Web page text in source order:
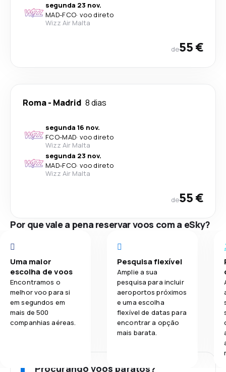
segunda 23 nov.
MAD-FCO· voo direto
Wizz Air Malta
de55 €
Roma- Madrid 8 dias
segunda 16 nov.
FCO-MAD· voo direto
Wizz Air Malta
segunda 23 nov.
MAD-FCO· voo direto
Wizz Air Malta
de55 €
Por que vale a pena reservar voos com a eSky?
Uma maior
escolha de voos
Encontramos o
melhor voo para si
em segundos em
mais de 500
companhias aéreas.
Pesquisa flexível
Amplie a sua
pesquisa para incluir
aeroportos próximos
e uma escolha
flexível de datas para
encontrar a opção
mais barata.
Procurando voos baratos?